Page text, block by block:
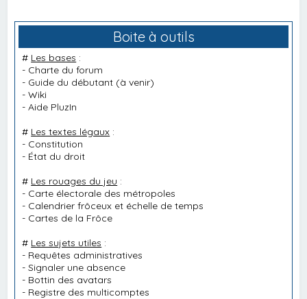
Boite à outils
# Les bases :
- Charte du forum
- Guide du débutant (à venir)
-Wiki
-Aide PluzIn
# Les textes légaux :
- Constitution
- État du droit
# Les rouages du jeu :
- Carte électorale des métropoles
- Calendrier frôceux et échelle de temps
- Cartes de la Frôce
# Les sujets utiles :
- Requêtes administratives
-Signaler une absence
- Bottin des avatars
- Registre des multicomptes